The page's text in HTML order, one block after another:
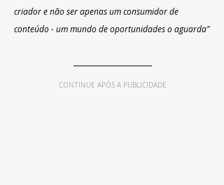
criador e não ser apenas um consumidor de
conteúdo - um mundo de oportunidades o aguarda"
CONTINUE APÓS A PUBLICIDADE